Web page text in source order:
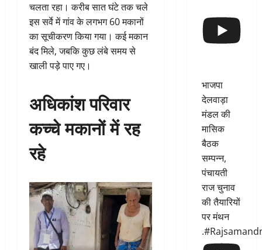
चलता रहा। करीब सात घंटे तक चले
इस सर्वे में गांव के लगभग 60 मकानों
का सूचीकरण किया गया। कई मकान
बंद मिले, जबकि कुछ लंबे समय से
खाली पड़े पाए गए।
अधिकांश परिवार
कच्चे मकानों में रह
रहे
भाजपा
देलवाड़ा
मंडल की
मासिक
बैठक
सम्पन्न,
पंचायती
राज चुनाव
की तैयारियों
पर मंथन